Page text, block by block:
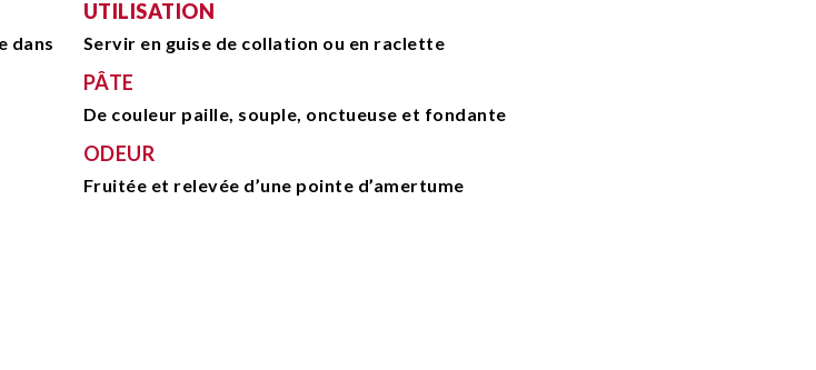
dans
UTILISATION
Servir en guise de collation ou en raclette
PÂTE
De couleur paille, souple, onctueuse et fondante
ODEUR
Fruitée et relevée d’une pointe d’amertume